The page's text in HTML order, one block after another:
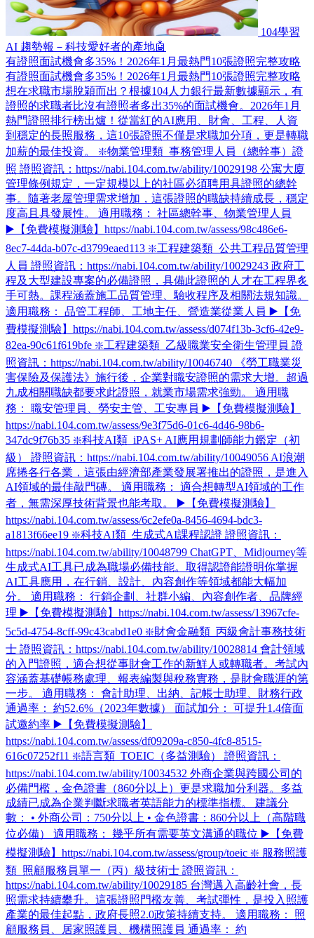
104學習
AI 趨勢報－科技愛好者的產地🤖
有證照面試機會多35%！2026年1月最熱門10張證照完整攻略
有證照面試機會多35%！2026年1月最熱門10張證照完整攻略
想在求職市場脫穎而出？根據104人力銀行最新數據顯示，有
證照的求職者比沒有證照者多出35%的面試機會。2026年1月
熱門證照排行榜出爐！從當紅的AI應用、財會、工程、人資
到穩定的長照服務，這10張證照不僅是求職加分項，更是轉職
加薪的最佳投資。 ❇️物業管理類_事務管理人員（總幹事）證
照 證照資訊：https://nabi.104.com.tw/ability/10029198 公寓大廈
管理條例規定，一定規模以上的社區必須聘用具證照的總幹
事。隨著老屋管理需求增加，這張證照的職缺持續成長，穩定
度高且具發展性。 適用職務： 社區總幹事、物業管理人員
▶️【免費模擬測驗】https://nabi.104.com.tw/assess/98c486e6-
8ec7-44da-b07c-d3799eaed113 ❇️工程建築類_公共工程品質管理
人員 證照資訊：https://nabi.104.com.tw/ability/10029243 政府工
程及大型建設專案的必備證照，具備此證照的人才在工程界炙
手可熱。課程涵蓋施工品質管理、驗收程序及相關法規知識。
適用職務： 品管工程師、工地主任、營造業從業人員 ▶️【免
費模擬測驗】https://nabi.104.com.tw/assess/d074f13b-3cf6-42e9-
82ea-90c61f619bfe ❇️工程建築類_乙級職業安全衛生管理員 證
照資訊：https://nabi.104.com.tw/ability/10046740 《勞工職業災
害保險及保護法》施行後，企業對職安證照的需求大增。超過
九成相關職缺都要求此證照，就業市場需求強勁。 適用職
務： 職安管理員、勞安主管、工安專員 ▶️【免費模擬測驗】
https://nabi.104.com.tw/assess/9e3f75d6-01c6-4d46-98b6-
347dc9f76b35 ❇️科技AI類_iPAS+ AI應用規劃師能力鑑定（初
級） 證照資訊：https://nabi.104.com.tw/ability/10049056 AI浪潮
席捲各行各業，這張由經濟部產業發展署推出的證照，是進入
AI領域的最佳敲門磚。 適用職務： 適合想轉型AI領域的工作
者，無需深厚技術背景也能考取。 ▶️【免費模擬測驗】
https://nabi.104.com.tw/assess/6c2efe0a-8456-4694-bdc3-
a1813f66ee19 ❇️科技AI類_生成式AI課程認證 證照資訊：
https://nabi.104.com.tw/ability/10048799 ChatGPT、Midjourney等
生成式AI工具已成為職場必備技能。取得認證能證明你掌握
AI工具應用，在行銷、設計、內容創作等領域都能大幅加
分。 適用職務： 行銷企劃、社群小編、內容創作者、品牌經
理 ▶️【免費模擬測驗】https://nabi.104.com.tw/assess/13967cfe-
5c5d-4754-8cff-99c43cabd1e0 ❇️財會金融類_丙級會計事務技術
士 證照資訊：https://nabi.104.com.tw/ability/10028814 會計領域
的入門證照，適合想從事財會工作的新鮮人或轉職者。考試內
容涵蓋基礎帳務處理、報表編製與稅務實務，是財會職涯的第
一步。 適用職務： 會計助理、出納、記帳士助理、財務行政
通過率： 約52.6%（2023年數據） 面試加分： 可提升1.4倍面
試邀約率 ▶️【免費模擬測驗】
https://nabi.104.com.tw/assess/df09209a-c850-4fc8-8515-
616c07252f11 ❇️語言類_TOEIC（多益測驗） 證照資訊：
https://nabi.104.com.tw/ability/10034532 外商企業與跨國公司的
必備門檻，金色證書（860分以上）更是求職加分利器。多益
成績已成為企業判斷求職者英語能力的標準指標。 建議分
數： • 外商公司：750分以上 • 金色證書：860分以上（高階職
位必備） 適用職務： 幾乎所有需要英文溝通的職位 ▶️【免費
模擬測驗】https://nabi.104.com.tw/assess/group/toeic ❇️ 服務照護
類_照顧服務員單一（丙）級技術士 證照資訊：
https://nabi.104.com.tw/ability/10029185 台灣邁入高齡社會，長
照需求持續攀升。這張證照門檻友善、考試彈性，是投入照護
產業的最佳起點，政府長照2.0政策持續支持。 適用職務： 照
顧服務員、居家照護員、機構照護員 通過率： 約